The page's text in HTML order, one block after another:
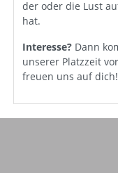
der oder die Lust
hat.
Interesse? Dann
unserer Platzzeit
freuen uns auf dich!